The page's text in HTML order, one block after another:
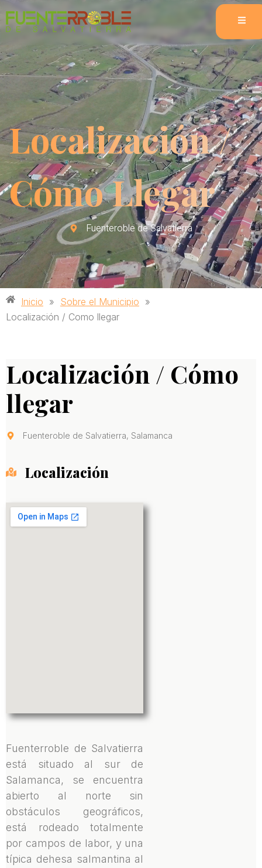
Localización /
Cómo Llegar
Fuenteroble de Salvatierra
Inicio » Sobre el Municipio »
Localización / Como llegar
Localización / Cómo
llegar
Fuenteroble de Salvatierra, Salamanca
Localización
Fuenterroble de Salvatierra
está situado al sur de
Salamanca, se encuentra
abierto al norte sin
obstáculos geográficos,
está rodeado totalmente
por campos de labor, y una
típica dehesa salmantina al